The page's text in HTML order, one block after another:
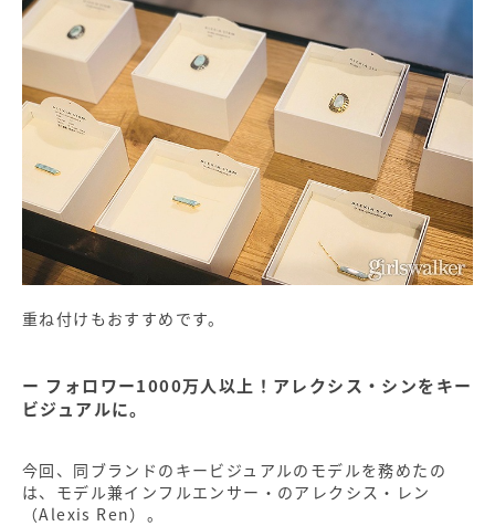
重ね付けもおすすめです。
フォロワー1000万人以上！アレクシス・シンをキー
ビジュアルに。
今回、同ブランドのキービジュアルのモデルを務めたの
は、モデル兼インフルエンサー・のアレクシス・レン
（Alexis Ren）。